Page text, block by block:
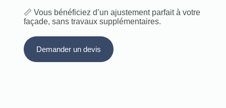
📏 Vous bénéficiez d’un ajustement parfait à votre
façade, sans travaux supplémentaires.
Demander un devis